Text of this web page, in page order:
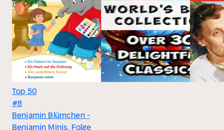
Top 50
#8
Benjamin Blümchen -
Benjamin Minis, Folge